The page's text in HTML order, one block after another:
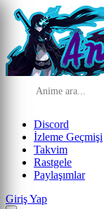
Discord
İzleme Geçmişi
Takvim
Rastgele
Paylaşımlar
Giriş Yap